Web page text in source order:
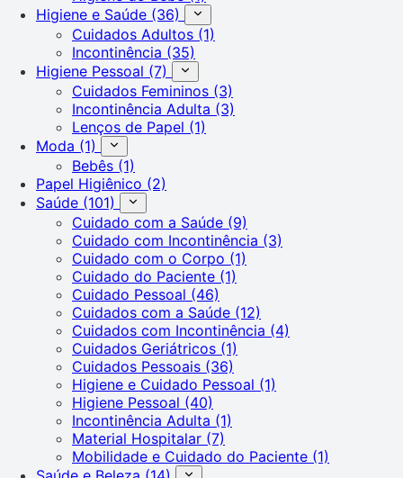
Higiene e Saúde (36)
Cuidados Adultos (1)
Incontinência (35)
Higiene Pessoal (7)
Cuidados Femininos (3)
Incontinência Adulta (3)
Lenços de Papel (1)
Moda (1)
Bebês (1)
Papel Higiênico (2)
Saúde (101)
Cuidado com a Saúde (9)
Cuidado com Incontinência (3)
Cuidado com o Corpo (1)
Cuidado do Paciente (1)
Cuidado Pessoal (46)
Cuidados com a Saúde (12)
Cuidados com Incontinência (4)
Cuidados Geriátricos (1)
Cuidados Pessoais (36)
Higiene e Cuidado Pessoal (1)
Higiene Pessoal (40)
Incontinência Adulta (1)
Material Hospitalar (7)
Mobilidade e Cuidado do Paciente (1)